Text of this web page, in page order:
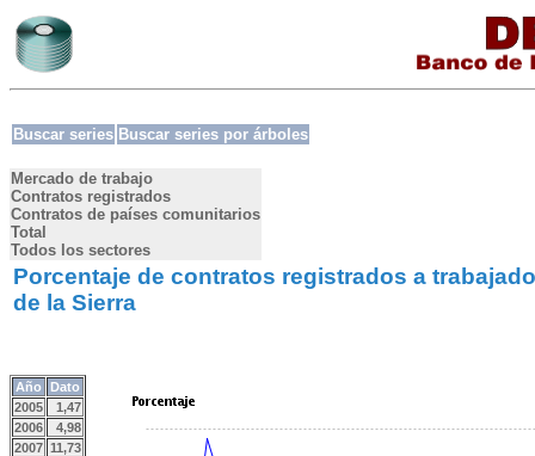
Buscar series Buscar series por árboles
Mercado de trabajo
Contratos registrados
Contratos de países comunitarios
Total
Todos los sectores
Porcentaje de contratos registrados a
de la Sierra
Año
Dato
2005
1,47
2006
4,98
2007 11,73